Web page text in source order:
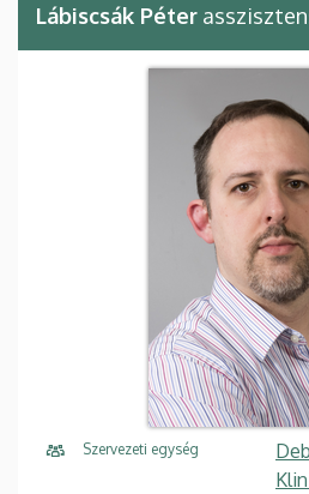
Lábiscsák Péter
Szervezeti egység